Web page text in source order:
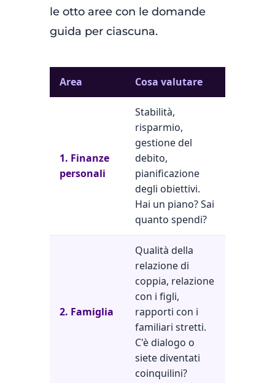
le otto aree con le domande
guida per ciascuna.
Area Cosa valutare
1. Finanze
personali
Stabilità,
risparmio,
gestione del
debito,
pianificazione
degli obiettivi.
Hai un piano? Sai
quanto spendi?
2. Famiglia
Qualità della
relazione di
coppia, relazione
con i figli,
rapporti con i
familiari stretti.
C'è dialogo o
siete diventati
coinquilini?